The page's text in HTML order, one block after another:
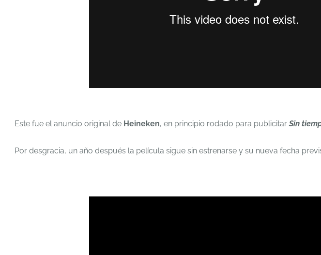
Este fue el anuncio original de Heineken, en principio rodado para publicitar Sin
Por desgracia, un año después la película sigue sin estrenarse y su nueva fecha